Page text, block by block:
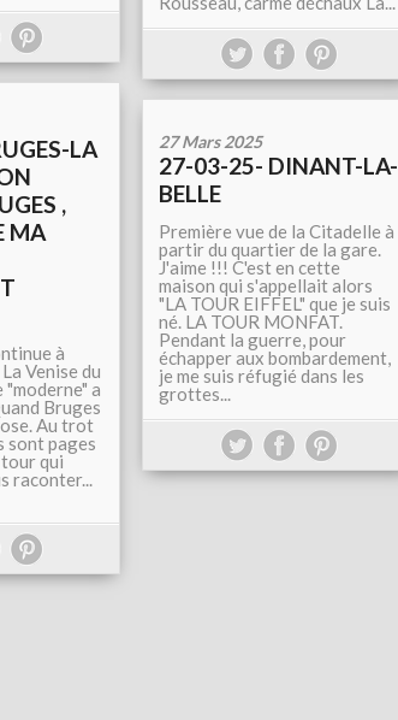
LA
,
MA
à
Venise du
"moderne" a
Bruges
Au trot
sont pages
qui
raconter...
27 Mars 2025
27-03-25- DINANT-LA-
BELLE
Première vue de la Citadelle à
partir du quartier de la gare.
J'aime !!! C'est en cette
maison qui s'appellait alors
"LA TOUR EIFFEL" que je suis
né. LA TOUR MONFAT.
Pendant la guerre, pour
échapper aux bombardement,
je me suis réfugié dans les
grottes...